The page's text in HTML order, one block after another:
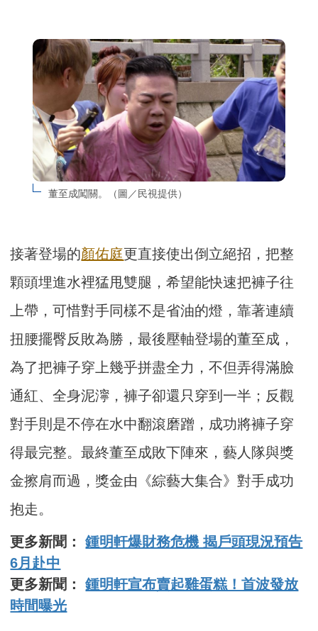
董至成闖關。（圖／民視提供）
接著登場的顏佑庭更直接使出倒立絕招，把整
顆頭埋進水裡猛甩雙腿，希望能快速把褲子往
上帶，可惜對手同樣不是省油的燈，靠著連續
扭腰擺臀反敗為勝，最後壓軸登場的董至成，
為了把褲子穿上幾乎拼盡全力，不但弄得滿臉
通紅、全身泥濘，褲子卻還只穿到一半；反觀
對手則是不停在水中翻滾磨蹭，成功將褲子穿
得最完整。最終董至成敗下陣來，藝人隊與獎
金擦肩而過，獎金由《綜藝大集合》對手成功
抱走。
更多新聞：鍾明軒爆財務危機 揭戶頭現況預告
6月赴中
更多新聞：鍾明軒宣布賣起雞蛋糕！首波發放
時間曝光